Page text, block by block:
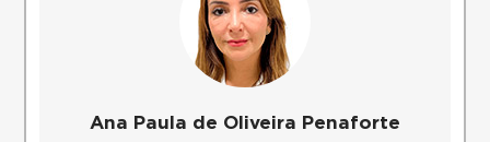
Ana Paula de Oliveira Penaforte